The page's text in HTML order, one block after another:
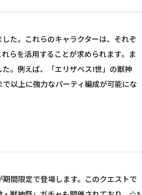
た。これらのキャラクターは、それぞ
らを活用することが求められます。ま
。例えば、「エリザベス1世」の獣神
以上に強力なパーティ編成が可能にな
間限定で登場します。このクエストで